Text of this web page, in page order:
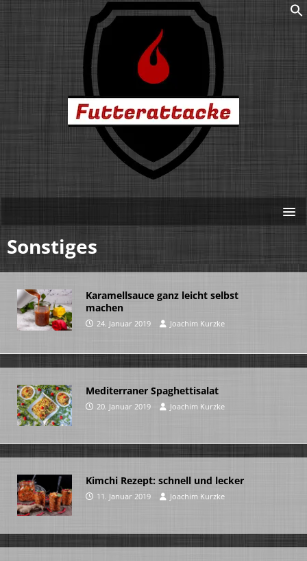
Sonstiges
Karamellsauce ganz leicht selbst
machen
24. Januar 2019 Joachim Kurzke
Mediterraner Spaghettisalat
20. Januar 2019 Joachim Kurzke
Kimchi Rezept: schnell und lecker
11. Januar 2019 Joachim Kurzke